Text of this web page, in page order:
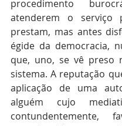
procedimento
atenderem o serviço
prestam, mas antes
égide da democracia,
que, uno, se vê preso
sistema. A reputação
aplicação de uma
alguém cujo
contundentemente,